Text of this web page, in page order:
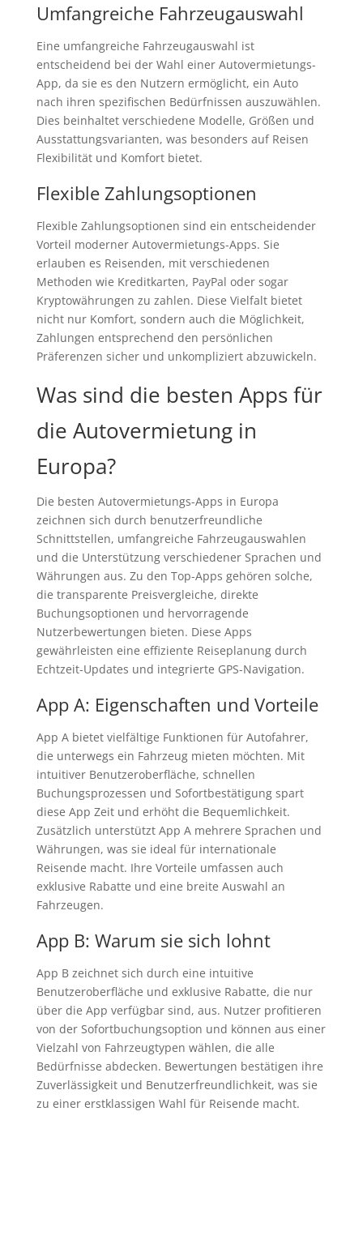
Umfangreiche Fahrzeugauswahl
Eine umfangreiche Fahrzeugauswahl ist
entscheidend bei der Wahl einer Autovermietungs-
App, da sie es den Nutzern ermöglicht, ein Auto
nach ihren spezifischen Bedürfnissen auszuwählen.
Dies beinhaltet verschiedene Modelle, Größen und
Ausstattungsvarianten, was besonders auf Reisen
Flexibilität und Komfort bietet.
Flexible Zahlungsoptionen
Flexible Zahlungsoptionen sind ein entscheidender
Vorteil moderner Autovermietungs-Apps. Sie
erlauben es Reisenden, mit verschiedenen
Methoden wie Kreditkarten, PayPal oder sogar
Kryptowährungen zu zahlen. Diese Vielfalt bietet
nicht nur Komfort, sondern auch die Möglichkeit,
Zahlungen entsprechend den persönlichen
Präferenzen sicher und unkompliziert abzuwickeln.
Was sind die besten Apps für
die Autovermietung in
Europa?
Die besten Autovermietungs-Apps in Europa
zeichnen sich durch benutzerfreundliche
Schnittstellen, umfangreiche Fahrzeugauswahlen
und die Unterstützung verschiedener Sprachen und
Währungen aus. Zu den Top-Apps gehören solche,
die transparente Preisvergleiche, direkte
Buchungsoptionen und hervorragende
Nutzerbewertungen bieten. Diese Apps
gewährleisten eine effiziente Reiseplanung durch
Echtzeit-Updates und integrierte GPS-Navigation.
App A: Eigenschaften und Vorteile
App A bietet vielfältige Funktionen für Autofahrer,
die unterwegs ein Fahrzeug mieten möchten. Mit
intuitiver Benutzeroberfläche, schnellen
Buchungsprozessen und Sofortbestätigung spart
diese App Zeit und erhöht die Bequemlichkeit.
Zusätzlich unterstützt App A mehrere Sprachen und
Währungen, was sie ideal für internationale
Reisende macht. Ihre Vorteile umfassen auch
exklusive Rabatte und eine breite Auswahl an
Fahrzeugen.
App B: Warum sie sich lohnt
App B zeichnet sich durch eine intuitive
Benutzeroberfläche und exklusive Rabatte, die nur
über die App verfügbar sind, aus. Nutzer profitieren
von der Sofortbuchungsoption und können aus einer
Vielzahl von Fahrzeugtypen wählen, die alle
Bedürfnisse abdecken. Bewertungen bestätigen ihre
Zuverlässigkeit und Benutzerfreundlichkeit, was sie
zu einer erstklassigen Wahl für Reisende macht.